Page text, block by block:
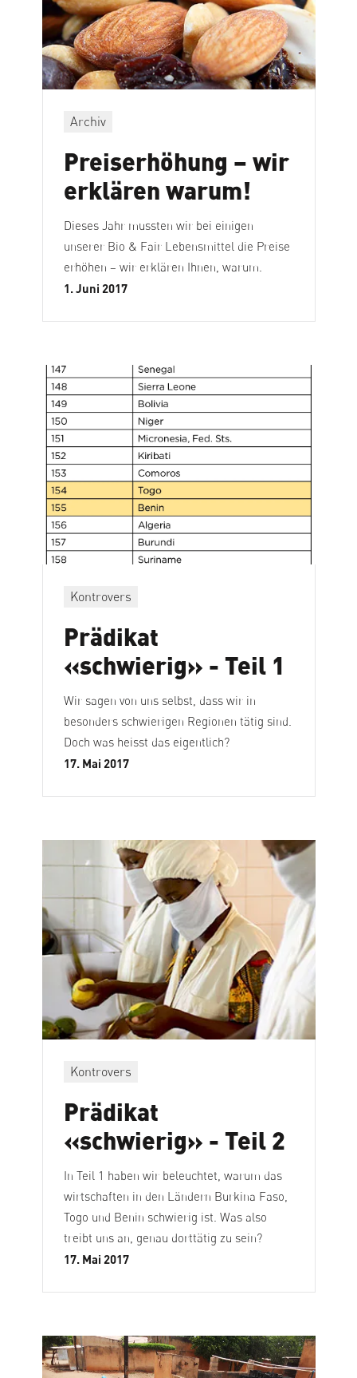
Archiv
Preiserhöhung – wir
erklären warum!
Dieses Jahr mussten wir bei einigen
unserer Bio & Fair Lebensmittel die Preise
erhöhen – wir erklären Ihnen, warum.
1. Juni 2017
Kontrovers
Prädikat
«schwierig» - Teil 1
Wir sagen von uns selbst, dass wir in
besonders schwierigen Regionen tätig sind.
Doch was heisst das eigentlich?
17. Mai 2017
Kontrovers
Prädikat
«schwierig» - Teil 2
In Teil 1 haben wir beleuchtet, warum das
wirtschaften in den Ländern Burkina Faso,
Togo und Benin schwierig ist. Was also
treibt uns an, genau dorttätig zu sein?
17. Mai 2017